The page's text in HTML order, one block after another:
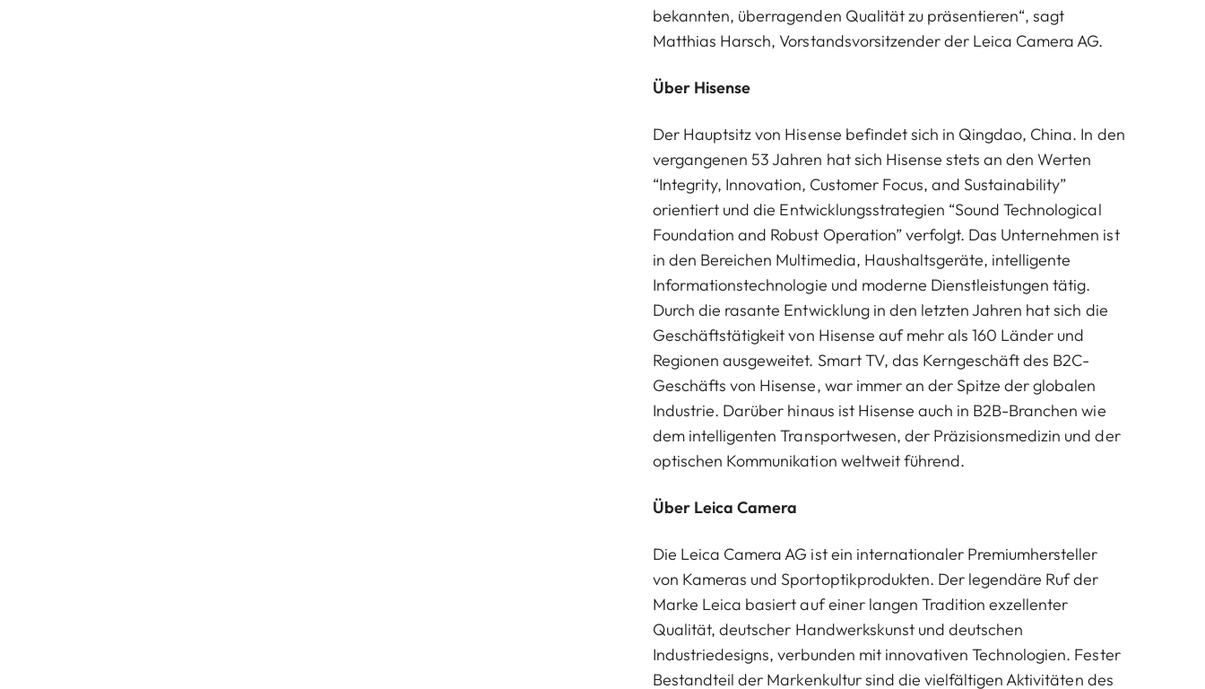
bekannten, überragenden Qualität zu präsentieren“, sagt
Matthias Harsch, Vorstandsvorsitzender der Leica Camera AG.
Über Hisense
Der Hauptsitz von Hisense befindet sich in Qingdao, China. In den
vergangenen 53 Jahren hat sich Hisense stets an den Werten
“Integrity, Innovation, Customer Focus, and Sustainability”
orientiert und die Entwicklungsstrategien “Sound Technological
Foundation and Robust Operation” verfolgt. Das Unternehmen ist
in den Bereichen Multimedia, Haushaltsgeräte, intelligente
Informationstechnologie und moderne Dienstleistungen tätig.
Durch die rasante Entwicklung in den letzten Jahren hat sich die
Geschäftstätigkeit von Hisense auf mehr als 160 Länder und
Regionen ausgeweitet. Smart TV, das Kerngeschäft des B2C-
Geschäfts von Hisense, war immer an der Spitze der globalen
Industrie. Darüber hinaus ist Hisense auch in B2B-Branchen wie
dem intelligenten Transportwesen, der Präzisionsmedizin und der
optischen Kommunikation weltweit führend.
Über Leica Camera
Die Leica Camera AG ist ein internationaler Premiumhersteller
von Kameras und Sportoptikprodukten. Der legendäre Ruf der
Marke Leica basiert auf einer langen Tradition exzellenter
Qualität, deutscher Handwerkskunst und deutschen
Industriedesigns, verbunden mit innovativen Technologien. Fester
Bestandteil der Markenkultur sind die vielfältigen Aktivitäten des